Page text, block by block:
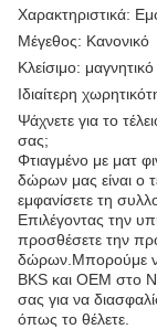
Χαρακτηριστικά:
Μέγεθος: Κανονικό
Κλείσιμο: μαγνητικό
Ιδιαίτερη
Ψάχνετε για το
σας;
Φτιαγμένο με ματ
δώρων μας είναι ο
εμφανίσετε τη
Επιλέγοντας την
προσθέσετε την
δώρων.Μπορούμε
BKS και OEM στο
σας για να
όπως το θέλετε.